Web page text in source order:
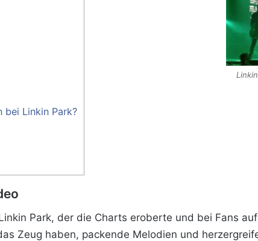
bei Linkin Park?
Park, der die Charts eroberte und bei Fans
Zeug haben, packende Melodien und